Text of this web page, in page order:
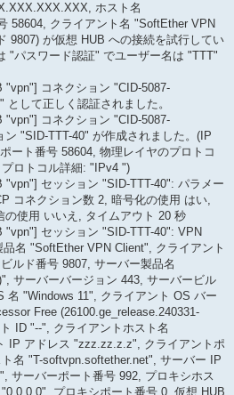
ホスト名
58604, クライアント名 "SoftEther VPN
9807) が仮想 HUB への接続を試行してい
"パスワード認証" でユーザー名は "TTT"
"vpn"] コネクション "CID-5087-
して正しく認証されました。
"vpn"] コネクション "CID-5087-
"SID-TTT-40" が作成されました。(IP
ート番号 58604, 物理レイヤのプロトコ
ロトコル詳細: "IPv4 ")
"vpn"] セッション "SID-TTT-40": パラメー
コネクション数 2, 暗号化の使用 はい,
使用 いいえ, タイムアウト 20 秒
"vpn"] セッション "SID-TTT-40": VPN
名 "SoftEther VPN Client", クライアント
ルド番号 9807, サーバー製品名
サーバーバージョン 443, サーバービル
名 "Windows 11", クライアント OS バー
Free (26100.ge_release.240331-
ID "--", クライアントホスト名
IP アドレス "zzz.zz.z.z", クライアントポ
名 "T-softvpn.softether.net", サーバー IP
サーバーポート番号 992, プロキシホス
プロキシポート番号 0, 仮想 HUB